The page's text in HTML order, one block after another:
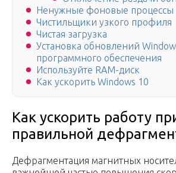
Ненужные фоновые процессы
Чистильщики узкого профиля
Чистая загрузка
Установка обновлений
программного обеспечения
Используйте RAM-диск
Как ускорить Windows 10
Как ускорить работу
правильной
Дефрагментация магнитных